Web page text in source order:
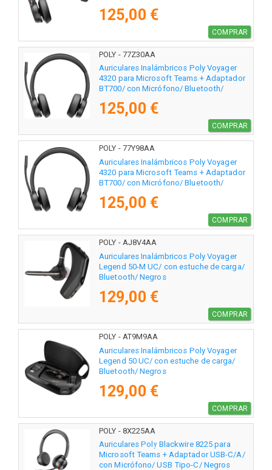
125,00 €
COMPRAR
POLY - 77Z30AA
Auriculares Inalámbricos Poly Voyager
4320 para Microsoft Teams + Adaptador
BT700/ con Micrófono/ Bluetooth/
125,00 €
COMPRAR
POLY - 77Y98AA
Auriculares Inalámbricos Poly Voyager
4320 para Microsoft Teams + Adaptador
BT700/ con Micrófono/ Bluetooth/
125,00 €
COMPRAR
POLY - AJ8V4AA
Auriculares Inalámbricos Poly Voyager
Legend 50-M UC/ con estuche de carga/
Bluetooth/ Negros
129,00 €
COMPRAR
POLY - AT9M9AA
Auriculares Inalámbricos Poly Voyager
Legend 50 UC/ con estuche de carga/
Bluetooth/ Negros
129,00 €
COMPRAR
POLY - 8X225AA
Auriculares Poly Blackwire 8225 para
Microsoft Teams + Adaptador USB-C/A/
con Micrófono/ USB Tipo-C/ Negros